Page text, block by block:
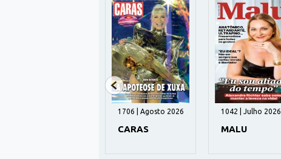
1706 | Agosto 2026
CARAS
1042 | Julho 2026
MALU